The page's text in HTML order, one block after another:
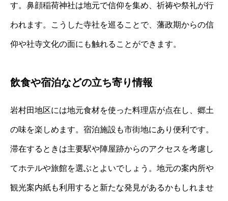
す。鼻顔稲荷神社は地元で信仰を集め、祈祷や祭礼が行
われます。こうした寺社を巡ることで、藩政期からの信
仰や社寺文化の面にも触れることができます。
飲食や宿泊などの立ち寄り情報
岩村田地区には地元食材を使った料理店が点在し、郷土
の味を楽しめます。宿泊施設も市街地にあり便利です。
滞在するときは主要駅や陣屋跡からのアクセスを考慮し
てホテルや旅館を選ぶとよいでしょう。地元の案内所や
観光案内紙も利用すると新たな発見があるかもしれませ